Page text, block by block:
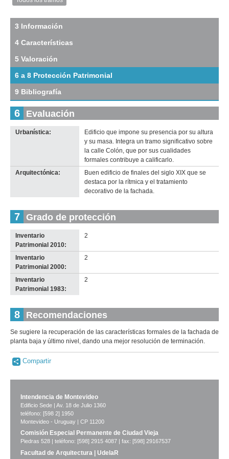
Imagen
tramo:
(Co
Descargar
original
Colón (Co 1)
Descarga tamaño completo
3 Información
4 Características
5 Valoración
6 a 8 Protección Patrimonial
9 Bibliografía
6 Evaluación
Urbanística:
Edificio que impone su presencia por su altura
y su masa. Integra un tramo significativo sobre
la calle Colón, que por sus cualidades
formales contribuye a calificarlo.
Arquitectónica:
Buen edificio de finales del siglo XIX que se
destaca por la rítmica y el tratamiento
decorativo de la fachada.
7 Grado de protección
Inventario
Patrimonial 2010:
2
Inventario
Patrimonial 2000:
2
Inventario
Patrimonial 1983:
2
8 Recomendaciones
Se sugiere la recuperación de las características formales de la fachada de
planta baja y último nivel, dando una mejor resolución de terminación.
Compartir
Intendencia de Montevideo
Edificio Sede | Av. 18 de Julio 1360
teléfono: [598 2] 1950
Montevideo - Uruguay | CP 11200
Comisión Especial Permanente de Ciudad Vieja
Piedras 528 | teléfono: [598] 2915 4087 | fax: [598] 29167537
Facultad de Arquitectura | UdelaR